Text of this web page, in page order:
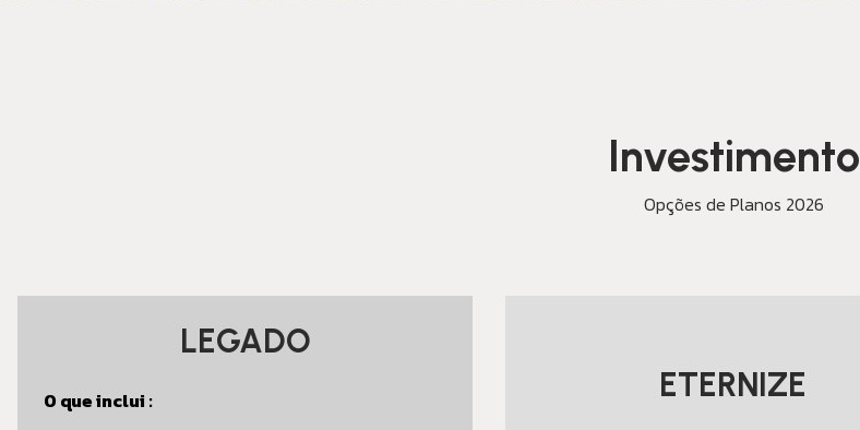
Investimento
Opções de Planos 2026
LEGADO
O que inclui :
ETERNIZE